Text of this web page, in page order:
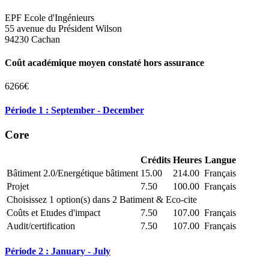
EPF Ecole d'Ingénieurs
55 avenue du Président Wilson
94230 Cachan
Coût académique moyen constaté hors assurance
6266€
Période 1 : September - December
Core
Crédits Heures Langue
Bâtiment 2.0/Energétique bâtiment 15.00 214.00 Français
Projet
7.50 100.00 Français
Choisissez 1 option(s) dans 2 Batiment & Eco-cite
Coûts et Etudes d'impact
7.50 107.00 Français
Audit/certification
7.50 107.00 Français
Période 2 : January - July